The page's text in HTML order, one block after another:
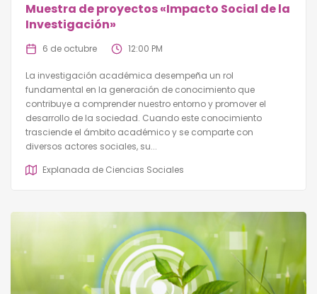
Muestra de proyectos «Impacto Social de la
Investigación»
6 de octubre 12:00 PM
La investigación académica desempeña un rol
fundamental en la generación de conocimiento que
contribuye a comprender nuestro entorno y promover el
desarrollo de la sociedad. Cuando este conocimiento
trasciende el ámbito académico y se comparte con
diversos actores sociales, su...
Explanada de Ciencias Sociales